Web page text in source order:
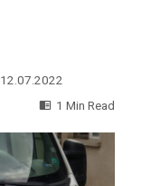
12.07.2022
1 Min Read